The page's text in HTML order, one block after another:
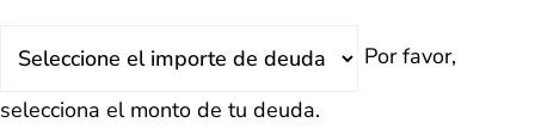
Por favor,
selecciona el monto de tu deuda.